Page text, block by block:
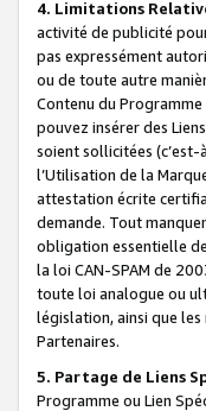
4. Limitations
activité de publicité
pas expressément
ou de toute autre
Contenu du
pouvez insérer des
soient sollicitées
l’Utilisation de la
attestation écrite
demande. Tout
obligation essentielle
la loi CAN-SPAM de
toute loi analogue ou
législation, ainsi que
Partenaires.
5. Partage de Liens
Programme ou Lien